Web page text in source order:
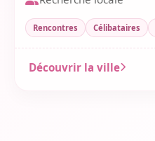
Rencontres Célibataires
Découvrir la ville